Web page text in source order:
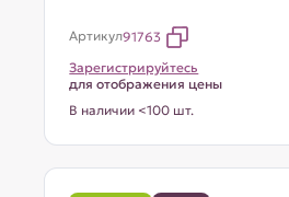
Артикул91763
Зарегистрируйтесь
для отображения цены
В наличии <100 шт.